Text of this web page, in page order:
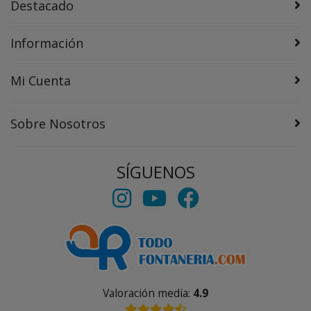
Destacado
Información
Mi Cuenta
Sobre Nosotros
SÍGUENOS
Valoración media: 4.9